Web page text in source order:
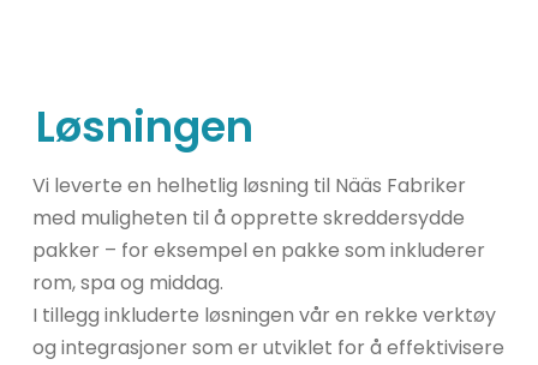
Løsningen
Vi leverte en helhetlig løsning til Nääs Fabriker
med muligheten til å opprette skreddersydde
pakker – for eksempel en pakke som inkluderer
rom, spa og middag.
I tillegg inkluderte løsningen vår en rekke verktøy
og integrasjoner som er utviklet for å effektivisere